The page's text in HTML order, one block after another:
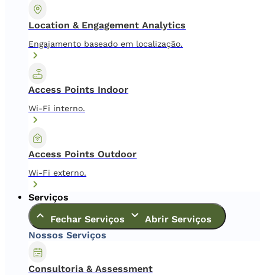
Location & Engagement Analytics
Engajamento baseado em localização.
Access Points Indoor
Wi-Fi interno.
Access Points Outdoor
Wi-Fi externo.
Serviços
Fechar Serviços
Abrir Serviços
Nossos Serviços
Consultoria & Assessment